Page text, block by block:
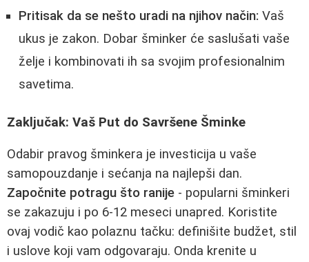
Pritisak da se nešto uradi na njihov način: Vaš
ukus je zakon. Dobar šminker će saslušati vaše
želje i kombinovati ih sa svojim profesionalnim
savetima.
Zaključak: Vaš Put do Savršene Šminke
Odabir pravog šminkera je investicija u vaše
samopouzdanje i sećanja na najlepši dan.
Započnite potragu što ranije - popularni šminkeri
se zakazuju i po 6-12 meseci unapred. Koristite
ovaj vodič kao polaznu tačku: definišite budžet, stil
i uslove koji vam odgovaraju. Onda krenite u